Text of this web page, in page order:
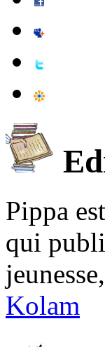
Pippa
qui
jeunesse,
Kolam